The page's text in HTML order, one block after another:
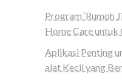
Program ‘Rumoh
Home Care
Aplikasi Penting
alat Kecil yang